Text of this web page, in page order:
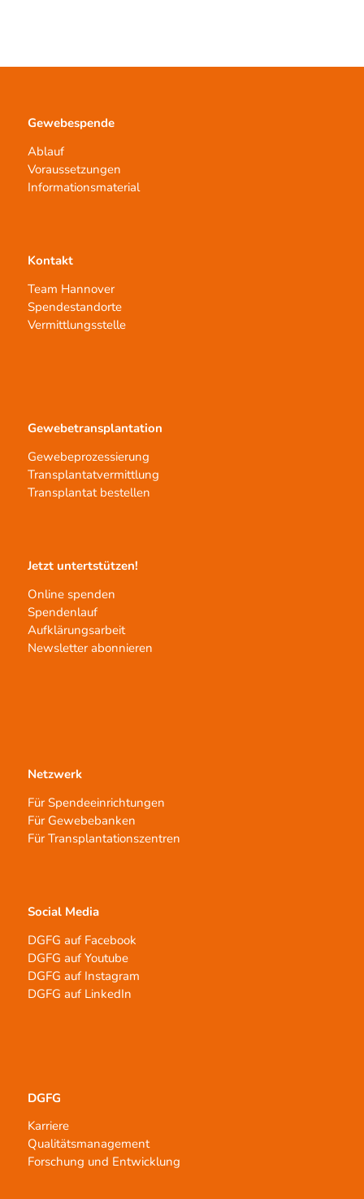
Gewebespende
Ablauf
Voraussetzungen
Informationsmaterial
Kontakt
Team Hannover
Spendestandorte
Vermittlungsstelle
Gewebetransplantation
Gewebeprozessierung
Transplantatvermittlung
Transplantat bestellen
Jetzt untertstützen!
Online spenden
Spendenlauf
Aufklärungsarbeit
Newsletter abonnieren
Netzwerk
Für Spendeeinrichtungen
Für Gewebebanken
Für Transplantationszentren
Social Media
DGFG auf Facebook
DGFG auf Youtube
DGFG auf Instagram
DGFG auf LinkedIn
DGFG
Karriere
Qualitätsmanagement
Forschung und Entwicklung